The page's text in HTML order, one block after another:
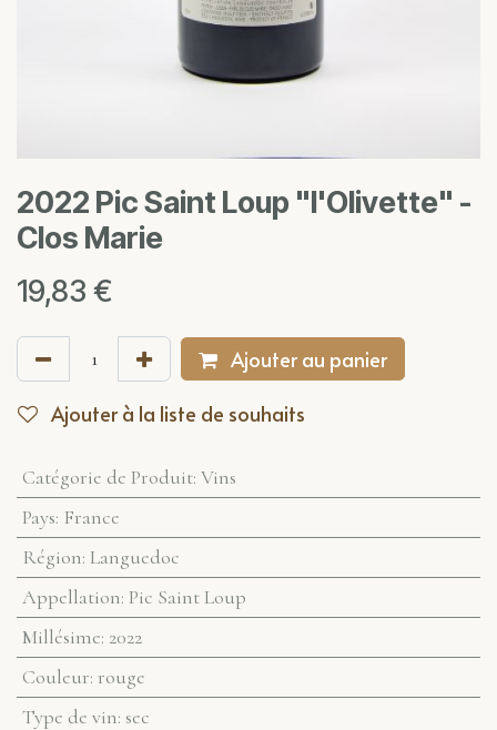
2022 Pic Saint Loup "l'Olivette" -
Clos Marie
19,83 €
Ajouter au panier
Ajouter à la liste de souhaits
Catégorie de Produit: Vins
Pays: France
Région: Languedoc
Appellation: Pic Saint Loup
Millésime: 2022
Couleur: rouge
Type de vin: sec